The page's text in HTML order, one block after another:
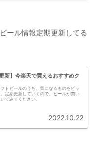
ール情報定期更新してる
新】今楽天で買えるおすすめク
トビールのうち、気になるものをピッ
定期更新していくので、ビールが買い
てみてください。
2022.10.22